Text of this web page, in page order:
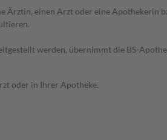
einen Arzt oder eine Apothekerin
werden, übernimmt die BS-
oder in Ihrer Apotheke.